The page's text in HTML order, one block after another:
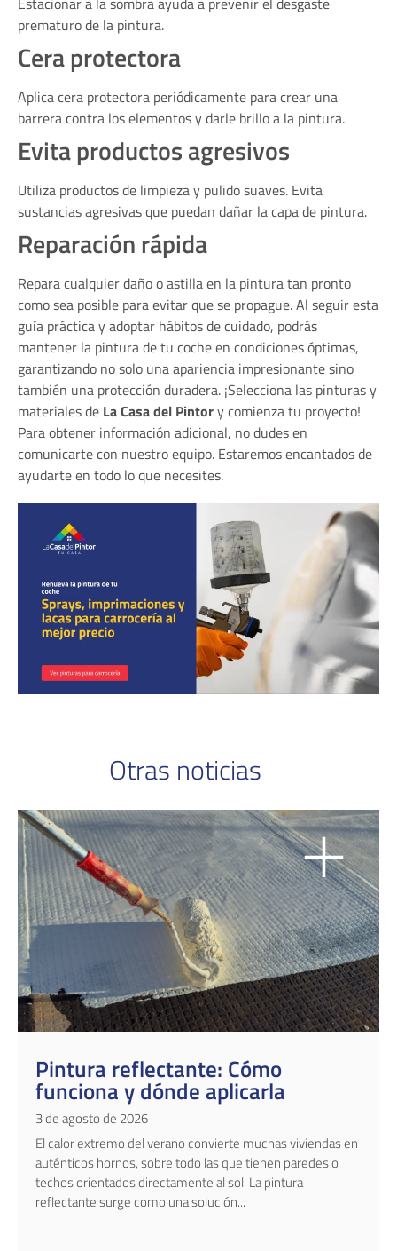
prematuro de la pintura.
Cera protectora
Aplica cera protectora periódicamente para crear una
barrera contra los elementos y darle brillo a la pintura.
Evita productos agresivos
Utiliza productos de limpieza y pulido suaves. Evita
sustancias agresivas que puedan dañar la capa de pintura.
Reparación rápida
Repara cualquier daño o astilla en la pintura tan pronto
como sea posible para evitar que se propague. Al seguir esta
guía práctica y adoptar hábitos de cuidado, podrás
mantener la pintura de tu coche en condiciones óptimas,
garantizando no solo una apariencia impresionante sino
también una protección duradera. ¡Selecciona las pinturas y
materiales de La Casa del Pintory comienza tu proyecto!
Para obtener información adicional, no dudes en
comunicarte con nuestro equipo. Estaremos encantados de
ayudarte en todo lo que necesites.
Otras noticias
Pintura reflectante: Cómo
funciona y dónde aplicarla
3 de agosto de 2026
El calor extremo del verano convierte muchas viviendas en
auténticos hornos, sobre todo las que tienen paredes o
techos orientados directamente al sol. La pintura
reflectante surge como una solución...